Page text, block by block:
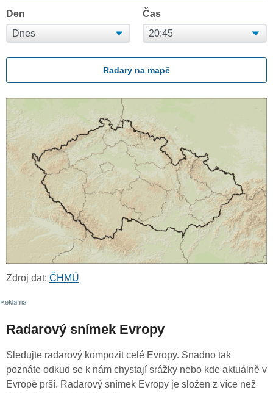
Den Čas
Radary na mapě
Zdroj dat: ČHMÚ
Radarový snímek Evropy
Sledujte radarový kompozit celé Evropy. Snadno tak
poznáte odkud se k nám chystají srážky nebo kde aktuálně v
Evropě prší. Radarový snímek Evropy je složen z více než